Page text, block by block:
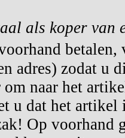
als koper van
adres) zodat u
naar het
u dat het artikel
Op